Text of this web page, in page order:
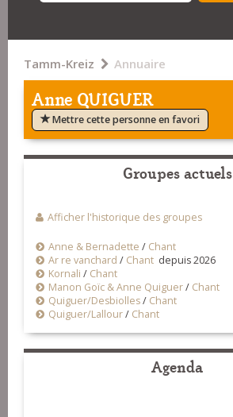
Tamm-Kreiz Annuaire
Anne QUIGUER
Mettre cette personne en favori
Groupes actuels
Afficher l'historique des groupes
Anne & Bernadette / Chant
Ar re vanchard / Chant depuis 2026
Kornali / Chant
Manon Goïc & Anne Quiguer/ Chant
Quiguer/Desbiolles/ Chant
Quiguer/Lallour/ Chant
Agenda